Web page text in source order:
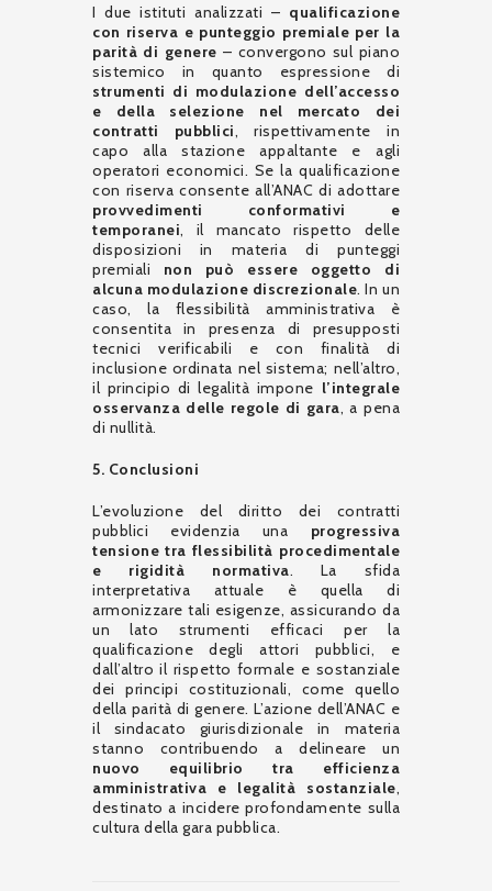
I due istituti analizzati – qualificazione
con riserva e punteggio premiale per la
parità di genere – convergono sul piano
sistemico in quanto espressione di
strumenti di modulazione dell’accesso
e della selezione nel mercato dei
contratti pubblici, rispettivamente in
capo alla stazione appaltante e agli
operatori economici. Se la qualificazione
con riserva consente all’ANAC di adottare
provvedimenti conformativi e
temporanei, il mancato rispetto delle
disposizioni in materia di punteggi
premiali non può essere oggetto di
alcuna modulazione discrezionale. In un
caso, la flessibilità amministrativa è
consentita in presenza di presupposti
tecnici verificabili e con finalità di
inclusione ordinata nel sistema; nell’altro,
il principio di legalità impone l’integrale
osservanza delle regole di gara, a pena
di nullità.
5. Conclusioni
L’evoluzione del diritto dei contratti
pubblici evidenzia una progressiva
tensione tra flessibilità procedimentale
e rigidità normativa. La sfida
interpretativa attuale è quella di
armonizzare tali esigenze, assicurando da
un lato strumenti efficaci per la
qualificazione degli attori pubblici, e
dall’altro il rispetto formale e sostanziale
dei principi costituzionali, come quello
della parità di genere. L’azione dell’ANAC e
il sindacato giurisdizionale in materia
stanno contribuendo a delineare un
nuovo equilibrio tra efficienza
amministrativa e legalità sostanziale,
destinato a incidere profondamente sulla
cultura della gara pubblica.